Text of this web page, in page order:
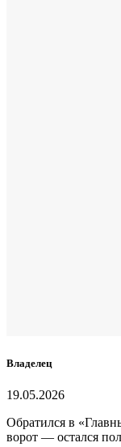
Владелец
19.05.2026
Обратился в
ворот — остался